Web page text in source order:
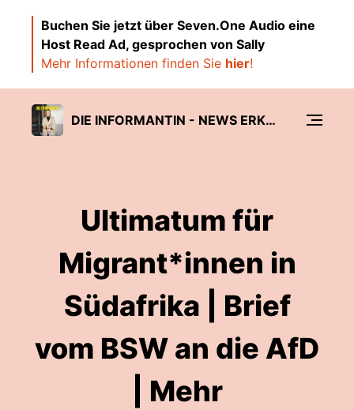
Buchen Sie jetzt über Seven.One Audio eine
Host Read Ad, gesprochen von Sally
Mehr Informationen finden Sie hier!
DIE INFORMANTIN - NEWS ERKLÄRT VON SALLY LISA STARKEN
Ultimatum für
Migrant*innen in
Südafrika | Brief
vom BSW an die AfD
| Mehr